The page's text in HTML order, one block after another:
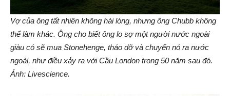
Vợ của ông tất nhiên không hài lòng, nhưng ông Chubb không
thể làm khác. Ông cho biết ông lo sợ một người nước ngoài
giàu có sẽ mua Stonehenge, tháo dỡ và chuyển nó ra nước
ngoài, như điều xảy ra với Cầu London trong 50 năm sau đó.
Ảnh: Livescience.